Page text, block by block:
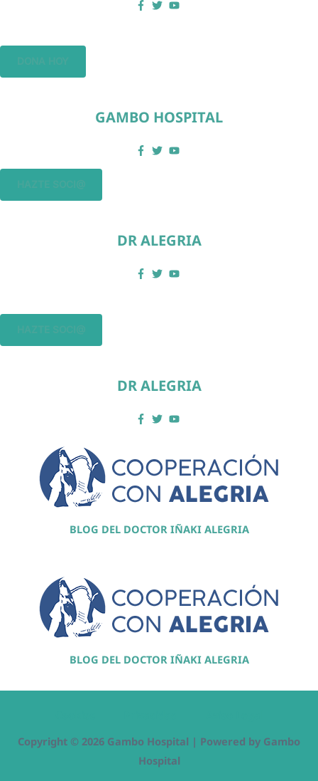
GAMBO HOSPITAL
DR ALEGRIA
DR ALEGRIA
BLOG DEL DOCTOR IÑAKI ALEGRIA
BLOG DEL DOCTOR IÑAKI ALEGRIA
Copyright © 2026 Gambo Hospital | Powered by Gambo
Hospital